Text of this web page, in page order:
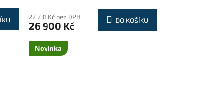
22 231 Kč bez DPH
26 900 Kč DO KOŠÍKU
Novinka